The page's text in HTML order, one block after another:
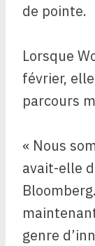
de pointe.
Lorsque
février,
parcours
« Nous
avait-elle
genre